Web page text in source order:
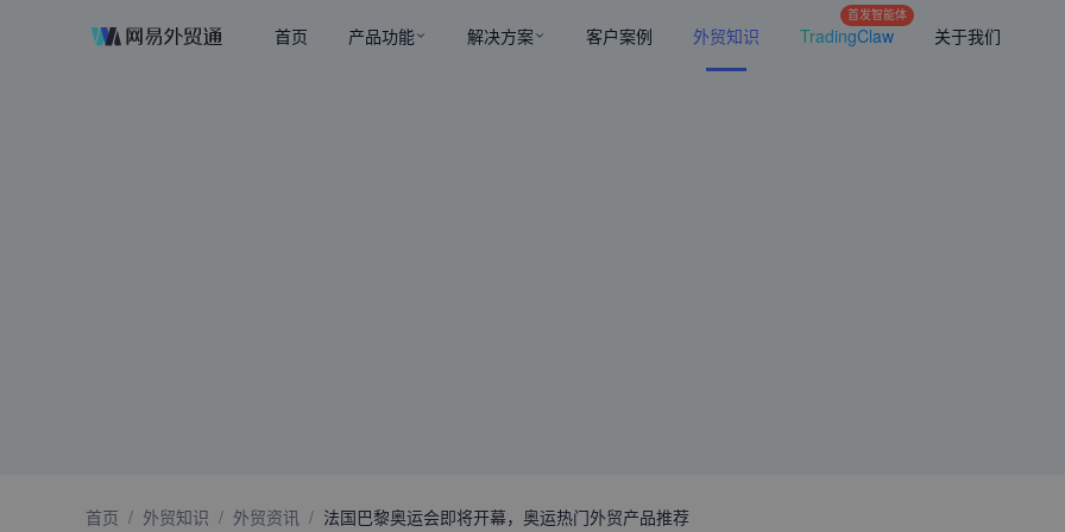
首页 产品功能 解决方案 客户案例 外贸知识 TradingClaw
首发智能体
关于我们
首页 / 外贸知识 / 外贸资讯 / 法国巴黎奥运会即将开幕，奥运热门外贸产品推荐